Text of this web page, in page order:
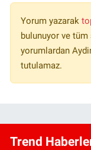
Yorum yazarak
bulunuyor ve
yorumlardan
tutulamaz.
Trend